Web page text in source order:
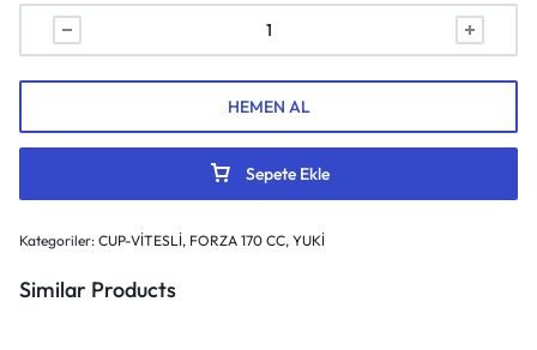
Sepete Ekle
HEMEN AL
Kategoriler: CUP-VİTESLİ, FORZA 170 CC, YUKİ
Similar Products